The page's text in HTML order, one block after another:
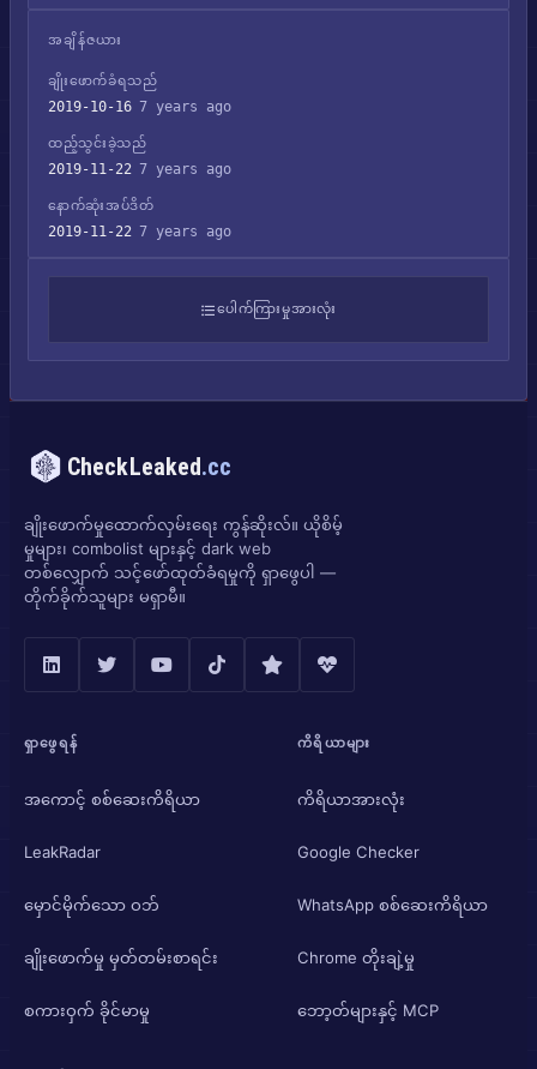
အချိန်ဇယား
ချိုးဖောက်ခံရသည်
2019-10-16 7 years ago
ထည့်သွင်းခဲ့သည်
2019-11-22 7 years ago
နောက်ဆုံးအပ်ဒိတ်
2019-11-22 7 years ago
ပေါက်ကြားမှုအားလုံး
CheckLeaked.cc
ချိုးဖောက်မှုထောက်လှမ်းရေး ကွန်ဆိုးလ်။ ယိုစိမ့်
မှုများ၊ combolist များနှင့် dark web
တစ်လျှောက် သင့်ဖော်ထုတ်ခံရမှုကို ရှာဖွေပါ —
တိုက်ခိုက်သူများ မရှာမီ။
ရှာဖွေရန်
အကောင့် စစ်ဆေးကိရိယာ
LeakRadar
မှောင်မိုက်သော ဝဘ်
ချိုးဖောက်မှု မှတ်တမ်းစာရင်း
စကားဝှက် ခိုင်မာမှု
ကိရိယာများ
ကိရိယာအားလုံး
Google Checker
WhatsApp စစ်ဆေးကိရိယာ
Chrome တိုးချဲ့မှု
ဘော့တ်များနှင့် MCP